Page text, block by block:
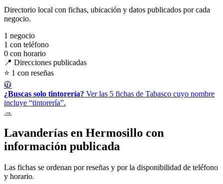
Directorio local con fichas, ubicación y datos publicados por cada
negocio.
1 negocio
1 con teléfono
0 con horario
📍 Direcciones publicadas
⭐ 1 con reseñas
🧥
¿Buscas solo tintorería? Ver las 5 fichas de Tabasco cuyo nombre
incluye “tintorería”.
→
Lavanderías en Hermosillo con
información publicada
Las fichas se ordenan por reseñas y por la disponibilidad de teléfono
y horario.